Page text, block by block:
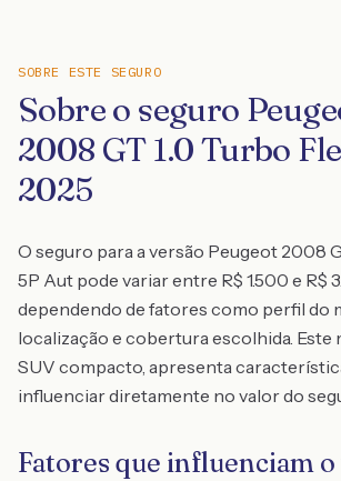
SOBRE ESTE SEGURO
Sobre o seguro
2008 GT 1.0 Turbo
2025
O seguro para a versão Peugeot 2008
5P Aut pode variar entre R$ 1.500 e R$
dependendo de fatores como perfil do
localização e cobertura escolhida. Este
SUV compacto, apresenta
influenciar diretamente no valor do
Fatores que influenciam